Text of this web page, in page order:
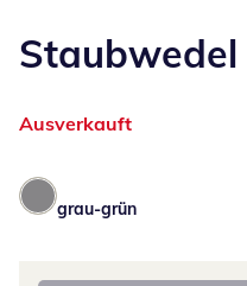
Staubwedel
Ausverkauft
grau-grün